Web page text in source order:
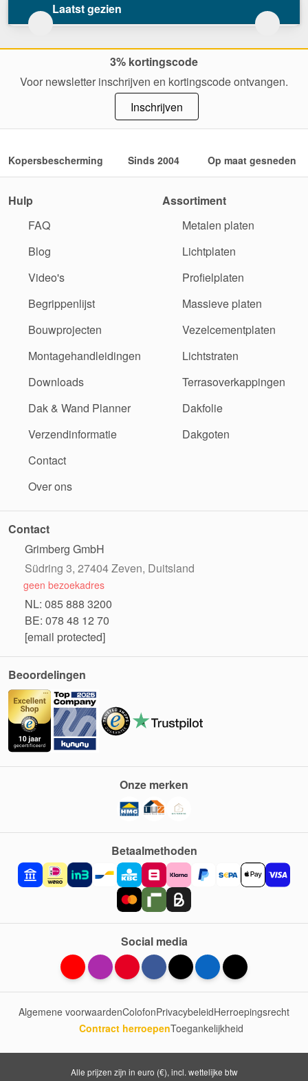
Laatst gezien
3% kortingscode
Voor newsletter inschrijven en kortingscode ontvangen.
Inschrijven
Kopersbescherming Sinds 2004 Op maat gesneden
Hulp
FAQ
Blog
Video's
Begrippenlijst
Bouwprojecten
Montagehandleidingen
Downloads
Dak & Wand Planner
Verzendinformatie
Contact
Over ons
Assortiment
Metalen platen
Lichtplaten
Profielplaten
Massieve platen
Vezelcementplaten
Lichtstraten
Terrasoverkappingen
Dakfolie
Dakgoten
Contact
Grimberg GmbH
Südring 3, 27404 Zeven, Duitsland
geen bezoekadres
NL: 085 888 3200
BE: 078 48 12 70
[email protected]
Beoordelingen
Betaalmethoden
Onze merken
Social media
Algemene voorwaardenColofonPrivacybeleidHerroepingsrecht
Contract herroepenToegankelijkheid
Alle prijzen zijn in euro (€), incl. wettelijke btw